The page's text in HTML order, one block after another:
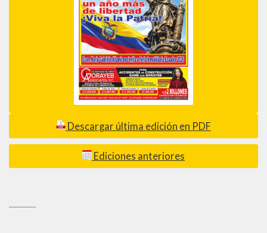
Descargar última edición en PDF
Ediciones anteriores